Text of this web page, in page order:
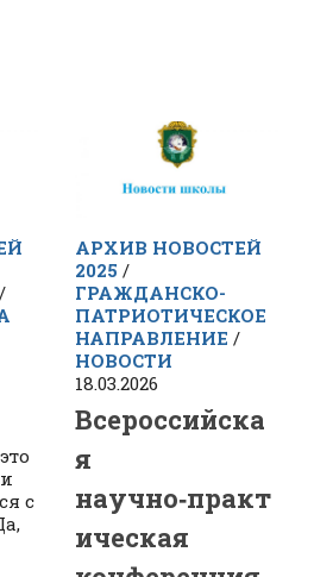
/
с
АРХИВ НОВОСТЕЙ
2025 /
ГРАЖДАНСКО-
ПАТРИОТИЧЕСКОЕ
НАПРАВЛЕНИЕ /
НОВОСТИ
18.03.2026
Всероссийска
я
научно‑практ
ическая